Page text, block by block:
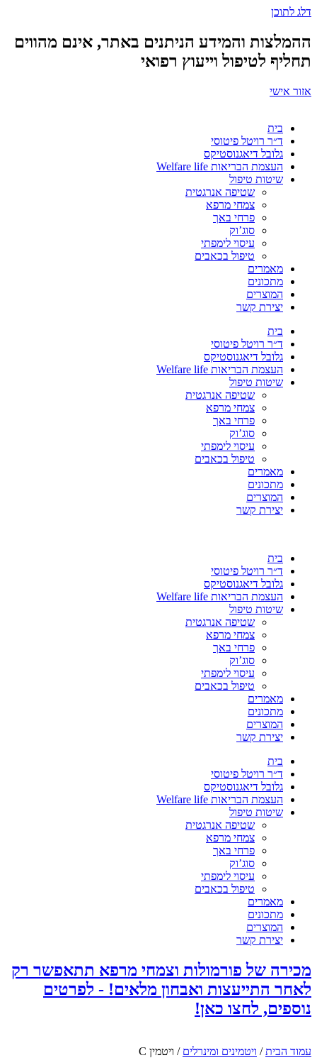
דלג לתוכן
ההמלצות והמידע הניתנים באתר, אינם מהווים
תחליף לטיפול וייעוץ רפואי
אזור אישי
בית
ד״ר רויטל פיטוסי
גלובל דיאגנוסטיקס
העצמת הבריאות Welfare life
שיטות טיפול
שטיפה אנרגטית
צמחי מרפא
פרחי באך
סוג’וק
עיסוי לימפתי
טיפול בכאבים
מאמרים
מתכונים
המוצרים
יצירת קשר
בית
ד״ר רויטל פיטוסי
גלובל דיאגנוסטיקס
העצמת הבריאות Welfare life
שיטות טיפול
שטיפה אנרגטית
צמחי מרפא
פרחי באך
סוג’וק
עיסוי לימפתי
טיפול בכאבים
מאמרים
מתכונים
המוצרים
יצירת קשר
בית
ד״ר רויטל פיטוסי
גלובל דיאגנוסטיקס
העצמת הבריאות Welfare life
שיטות טיפול
שטיפה אנרגטית
צמחי מרפא
פרחי באך
סוג’וק
עיסוי לימפתי
טיפול בכאבים
מאמרים
מתכונים
המוצרים
יצירת קשר
בית
ד״ר רויטל פיטוסי
גלובל דיאגנוסטיקס
העצמת הבריאות Welfare life
שיטות טיפול
שטיפה אנרגטית
צמחי מרפא
פרחי באך
סוג’וק
עיסוי לימפתי
טיפול בכאבים
מאמרים
מתכונים
המוצרים
יצירת קשר
מכירה של פורמולות וצמחי מרפא תתאפשר רק
לאחר התייעצות ואבחון מלאים! - לפרטים
נוספים, לחצו כאן!
עמוד הבית/ ויטמינים ומינרלים / ויטמין C